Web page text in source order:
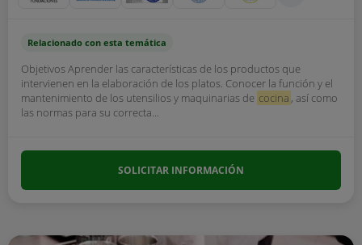
Relacionado con esta temática
Objetivos Aprender las características de los productos que
intervienen en la elaboración de los platos. Conocer la función y el
mantenimiento de los utensilios y maquinarias de cocina , así como
las normas para su correcta...
SOLICITAR INFORMACIÓN